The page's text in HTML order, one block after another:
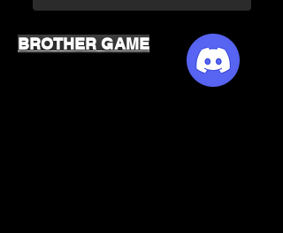
BROTHER GAME